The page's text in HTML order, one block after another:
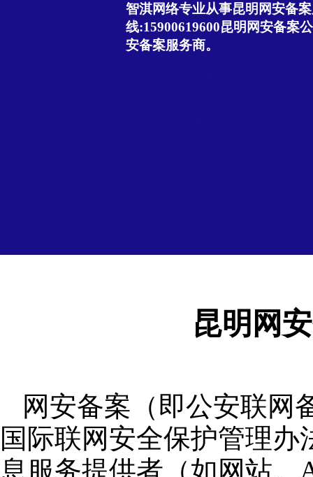
智淇网络专业从事昆明网安备
线:15900619600昆明网安备案
安备案服务商。
昆明网
网安备案（即公安联网
国际联网安全保护管理
息服务提供者（如网站、